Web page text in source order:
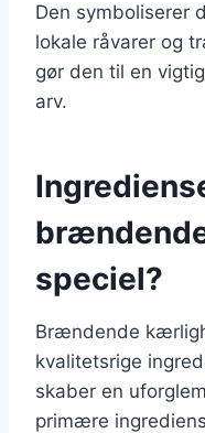
Den symboliserer
lokale råvarer og
gør den til en
arv.
speciel?
Brændende
kvalitetsrige
skaber en
primære